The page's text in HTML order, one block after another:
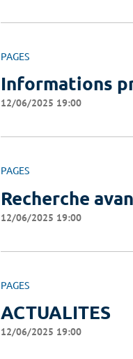
PAGES
Informations
12/06/2025 19:00
PAGES
Recherche
12/06/2025 19:00
PAGES
ACTUALITES
12/06/2025 19:00